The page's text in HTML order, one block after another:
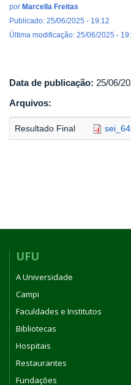
por Marcella Freitas
Publicado: 25/06/2025 - 19:12
Última modificação: 25/06/2025 -
Data de publicação: 25/06/
Arquivos:
Resultado Final
UFU
A Universidade
Campi
Faculdades e Institutos
Bibliotecas
Hospitais
Restaurantes
Fundações